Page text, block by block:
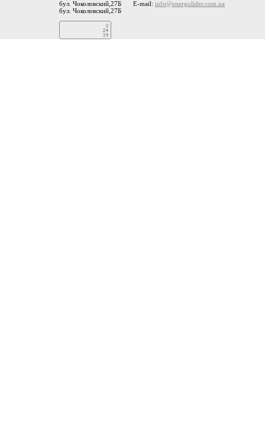
бул. Чоколовский,27Б
бул. Чоколовский,27Б
E-mail: info@energolider.com.ua